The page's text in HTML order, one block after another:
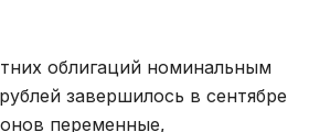
облигаций номинальным
завершилось в сентябре
переменные,